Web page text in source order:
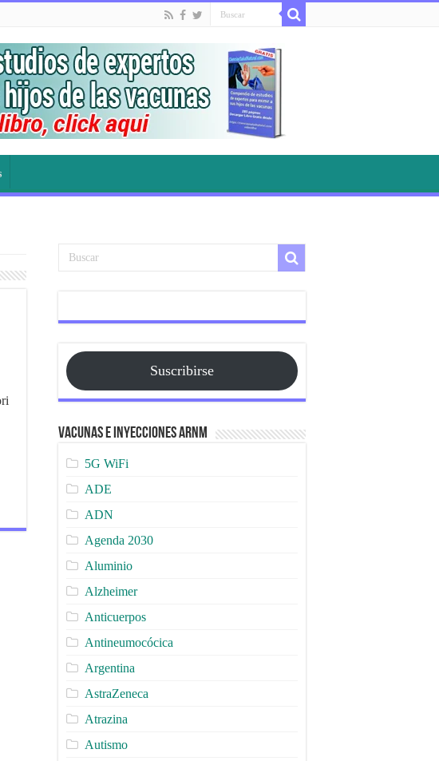
Suscribirse
Vacunas e Inyecciones ARNm
5G WiFi
ADE
ADN
Agenda 2030
Aluminio
Alzheimer
Anticuerpos
Antineumocócica
Argentina
AstraZeneca
Atrazina
Autismo